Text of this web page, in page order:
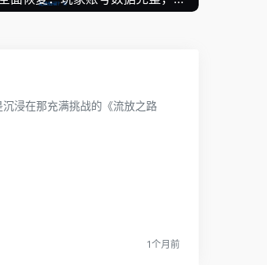
浸在那充满挑战的《流放之路
1个月前